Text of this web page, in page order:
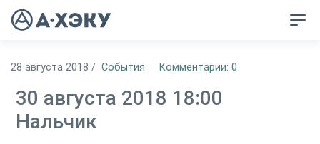
28 августа 2018 / События Комментарии: 0
30 августа 2018 18:00
Нальчик